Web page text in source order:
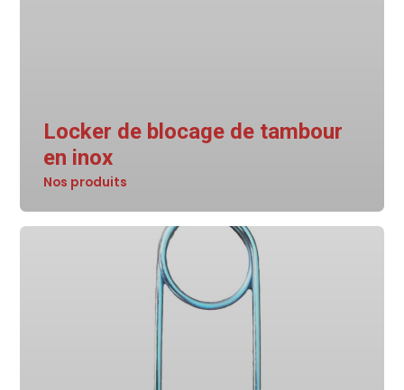
Locker de blocage de tambour
en inox
Nos produits